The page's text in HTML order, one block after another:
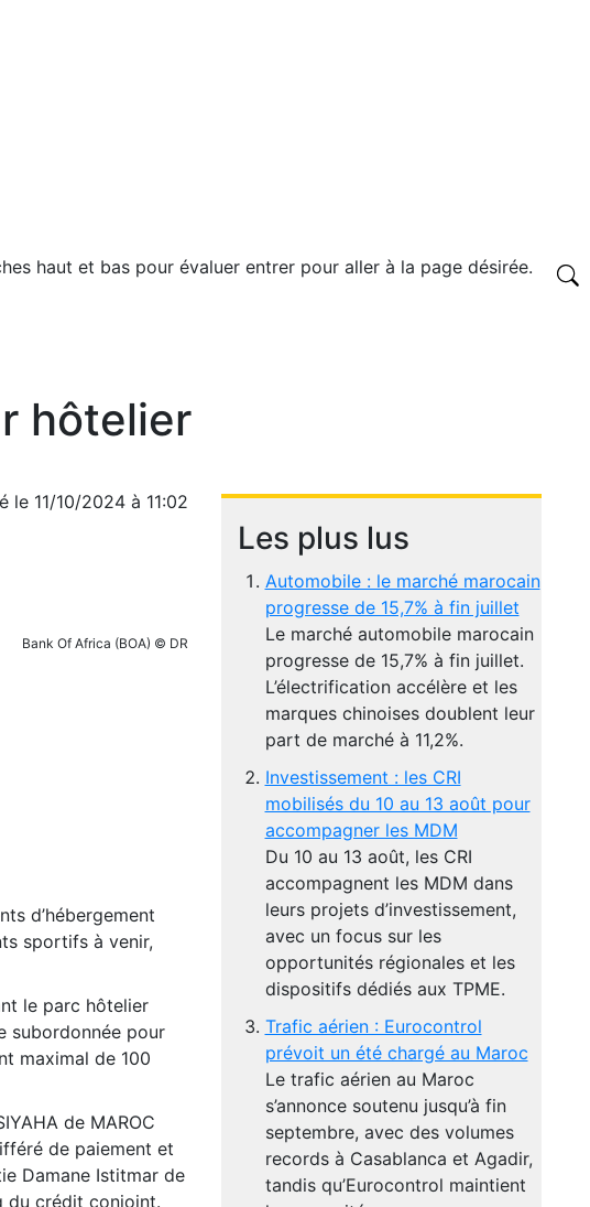
haut et bas pour évaluer entrer pour aller à la page désirée.
hôtelier
le 11/10/2024 à 11:02
Bank Of Africa (BOA) © DR
d’hébergement
sportifs à venir,
le parc hôtelier
subordonnée pour
maximal de 100
de MAROC
de paiement et
Damane Istitmar de
du crédit conjoint.
Les plus lus
Automobile : le marché marocain
progresse de 15,7% à fin juillet
Le marché automobile marocain
progresse de 15,7% à fin juillet.
L’électrification accélère et les
marques chinoises doublent leur
part de marché à 11,2%.
Investissement : les CRI
mobilisés du 10 au 13 août pour
accompagner les MDM
Du 10 au 13 août, les CRI
accompagnent les MDM dans
leurs projets d’investissement,
avec un focus sur les
opportunités régionales et les
dispositifs dédiés aux TPME.
Trafic aérien : Eurocontrol
prévoit un été chargé au Maroc
Le trafic aérien au Maroc
s’annonce soutenu jusqu’à fin
septembre, avec des volumes
records à Casablanca et Agadir,
tandis qu’Eurocontrol maintient